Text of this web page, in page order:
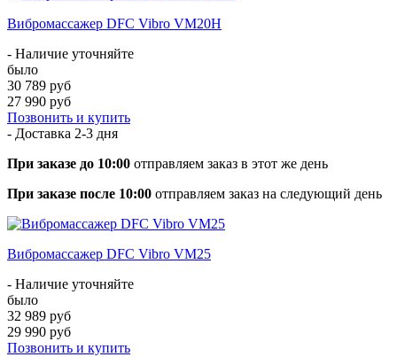
Вибромассажер DFC Vibro VM20H
- Наличие уточняйте
было
30 789 руб
27 990 руб
Позвонить и купить
- Доставка 2-3 дня
При заказе до 10:00 отправляем заказ в этот же день
При заказе после 10:00 отправляем заказ на следующий день
Вибромассажер DFC Vibro VM25
- Наличие уточняйте
было
32 989 руб
29 990 руб
Позвонить и купить